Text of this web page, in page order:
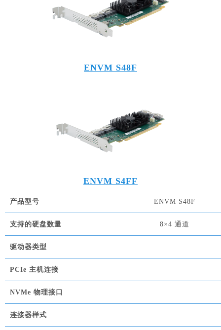
ENVM S48F
ENVM S4FF
产品型号 ENVM S48F
支持的硬盘数量 8×4 通道
驱动器类型
PCIe 主机连接
NVMe 物理接口
连接器样式